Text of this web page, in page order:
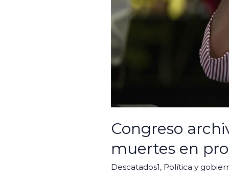
Congreso
muertes en
Descatados1, Política y